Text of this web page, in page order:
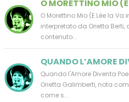
O MORETTINO MIO
O Morettino Mio (E Lée la
interpretato da Orietta Berti,
contenuto...
QUANDO L’AMORE
Quando l'Amore Diventa
Orietta Galimberti, nota
come s...